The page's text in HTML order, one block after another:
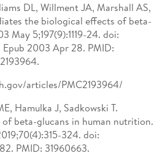
DL, Willment JA, Marshall AS,
the biological effects of beta-
May 5;197(9):1119-24. doi:
2003 Apr 28. PMID:
articles/PMC2193964/
Hamulka J, Sadkowski T.
beta-glucans in human nutrition.
324. doi:
PMID: 31960663.